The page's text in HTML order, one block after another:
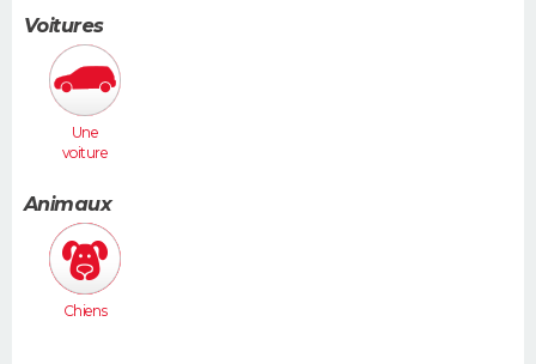
Voitures
Une
voiture
(Megane,
307...)
Animaux
Chiens